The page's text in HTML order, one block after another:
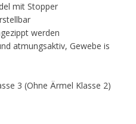
mit Stopper
werden
atmungsaktiv, Gewebe is
3 (Ohne Ärmel Klasse 2)